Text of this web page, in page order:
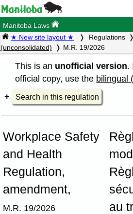
Manitoba Laws
★ New site layout ★ Regulations
(unconsolidated)
M.R. 19/2026
This is an unofficial version.
official copy, use the bilingual
Search in this regulation
Workplace Safety
and Health
Regulation,
amendment,
M.R. 19/2026
au